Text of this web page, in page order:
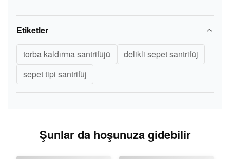
Etiketler
torba kaldırma santrifüjü
delikli sepet santrifüj
sepet tipi santrifüj
Şunlar da hoşunuza gidebilir